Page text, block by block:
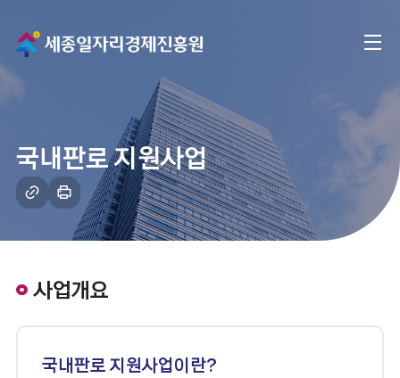
메
으
로
이
동
체
메
뉴
국내판로 지원사업
링
복
인
하
사업개요
국내판로 지원사업이란?